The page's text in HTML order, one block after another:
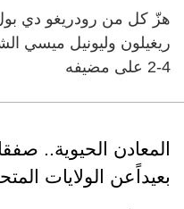
​هزّ كل من رودريغو دي
ريغيلون وليونيل ميسي
4-2 على مضيفه
المعادن الحيوية..
بعيداًعن الولايات